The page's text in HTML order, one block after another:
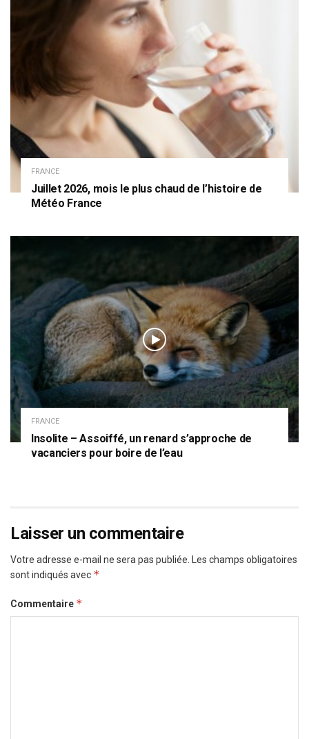
FRANCE
Juillet 2026, mois le plus chaud de l’histoire de
Météo France
FRANCE
Insolite – Assoiffé, un renard s’approche de
vacanciers pour boire de l’eau
Laisser un commentaire
Votre adresse e-mail ne sera pas publiée.
Les champs obligatoires
sont indiqués avec *
Commentaire *